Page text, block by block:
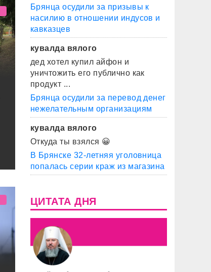
Брянца осудили за призывы к
насилию в отношении индусов и
кавказцев
кувалда вялого
дед хотел купил айфон и
уничтожить его публично как
продукт ...
Брянца осудили за перевод денег
нежелательным организациям
кувалда вялого
Откуда ты взялся 😀
В Брянске 32-летняя уголовница
попалась серии краж из магазина
ЦИТАТА ДНЯ